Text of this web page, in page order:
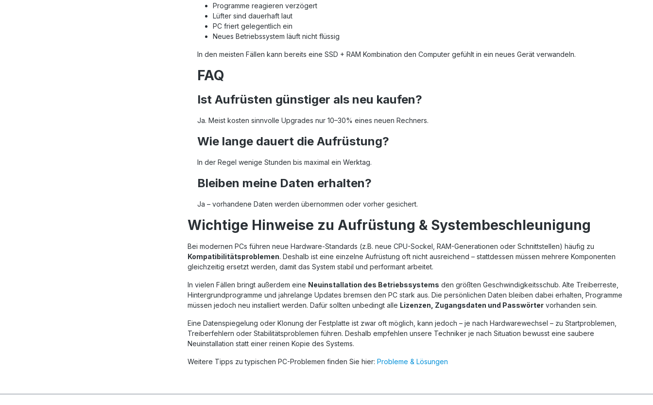
Programme reagieren verzögert
Lüfter sind dauerhaft laut
PC friert gelegentlich ein
Neues Betriebssystem läuft nicht flüssig
In den meisten Fällen kann bereits eine SSD + RAM Kombination den Computer gefühlt in ein neues Gerät verwandeln.
FAQ
Ist Aufrüsten günstiger als neu kaufen?
Ja. Meist kosten sinnvolle Upgrades nur 10–30% eines neuen Rechners.
Wie lange dauert die Aufrüstung?
In der Regel wenige Stunden bis maximal ein Werktag.
Bleiben meine Daten erhalten?
Ja – vorhandene Daten werden übernommen oder vorher gesichert.
Wichtige Hinweise zu Aufrüstung & Systembeschleunigung
Bei modernen PCs führen neue Hardware-Standards (z.B. neue CPU-Sockel, RAM-Generationen oder Schnittstellen) häufig zu
Kompatibilitätsproblemen. Deshalb ist eine einzelne Aufrüstung oft nicht ausreichend – stattdessen müssen mehrere Komponenten
gleichzeitig ersetzt werden, damit das System stabil und performant arbeitet.
In vielen Fällen bringt außerdem eine Neuinstallation des Betriebssystems den größten Geschwindigkeitsschub. Alte Treiberreste,
Hintergrundprogramme und jahrelange Updates bremsen den PC stark aus. Die persönlichen Daten bleiben dabei erhalten, Programme
müssen jedoch neu installiert werden. Dafür sollten unbedingt alle Lizenzen, Zugangsdaten und Passwörter vorhanden sein.
Eine Datenspiegelung oder Klonung der Festplatte ist zwar oft möglich, kann jedoch – je nach Hardwarewechsel – zu Startproblemen,
Treiberfehlern oder Stabilitätsproblemen führen. Deshalb empfehlen unsere Techniker je nach Situation bewusst eine saubere
Neuinstallation statt einer reinen Kopie des Systems.
Weitere Tipps zu typischen PC-Problemen finden Sie hier: Probleme & Lösungen